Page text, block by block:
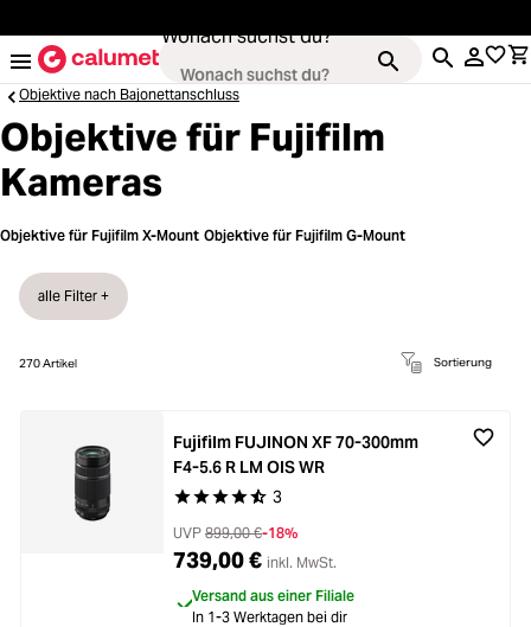
Wonach suchst du?
Kameras
Loading...
Loading...
Video & Drohnen
Loading...
Taschen
Loading...
Zubehör
Loading...
Licht & Studio
Objektive nach Bajonettanschluss
Objektive für Fujifilm
Kameras
Objektive für Fujifilm X-Mount Objektive für Fujifilm G-Mount
270Artikel Sortierung
alle Filter +
Durchschnittliche Bewertung von 4.6 von 5
3
Fujifilm FUJINON XF 70-300mm
F4-5.6 R LM OIS WR
UVP 899,00 €-18%
739,00 € inkl. MwSt.
Versand aus einer Filiale
In 1-3 Werktagen bei dir